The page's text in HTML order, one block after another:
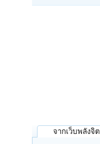
จากเว็บพลังจิต